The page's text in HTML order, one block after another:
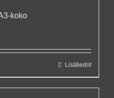
koko
Lisätiedot